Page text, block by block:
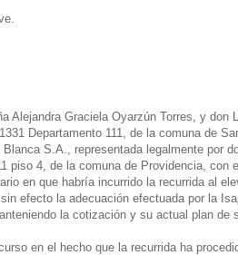
Alejandra Graciela Oyarzún Torres, y don
Departamento 111, de la comuna de
S.A., representada legalmente por
4, de la comuna de Providencia, con
en que habría incurrido la recurrida al
efecto la adecuación efectuada por la
la cotización y su actual plan de
en el hecho que la recurrida ha